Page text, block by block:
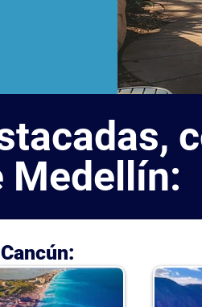
Medellín:
Cancún: